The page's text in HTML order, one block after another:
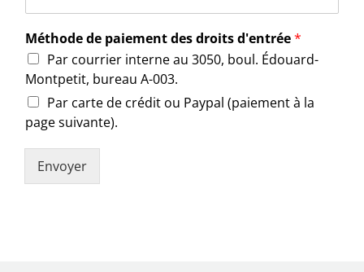
Méthode de paiement des droits d'entrée*
Par courrier interne au 3050, boul. Édouard-
Montpetit, bureau A-003.
Par carte de crédit ou Paypal (paiement à la
page suivante).
Envoyer